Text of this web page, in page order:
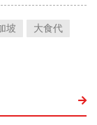
坡
大食代